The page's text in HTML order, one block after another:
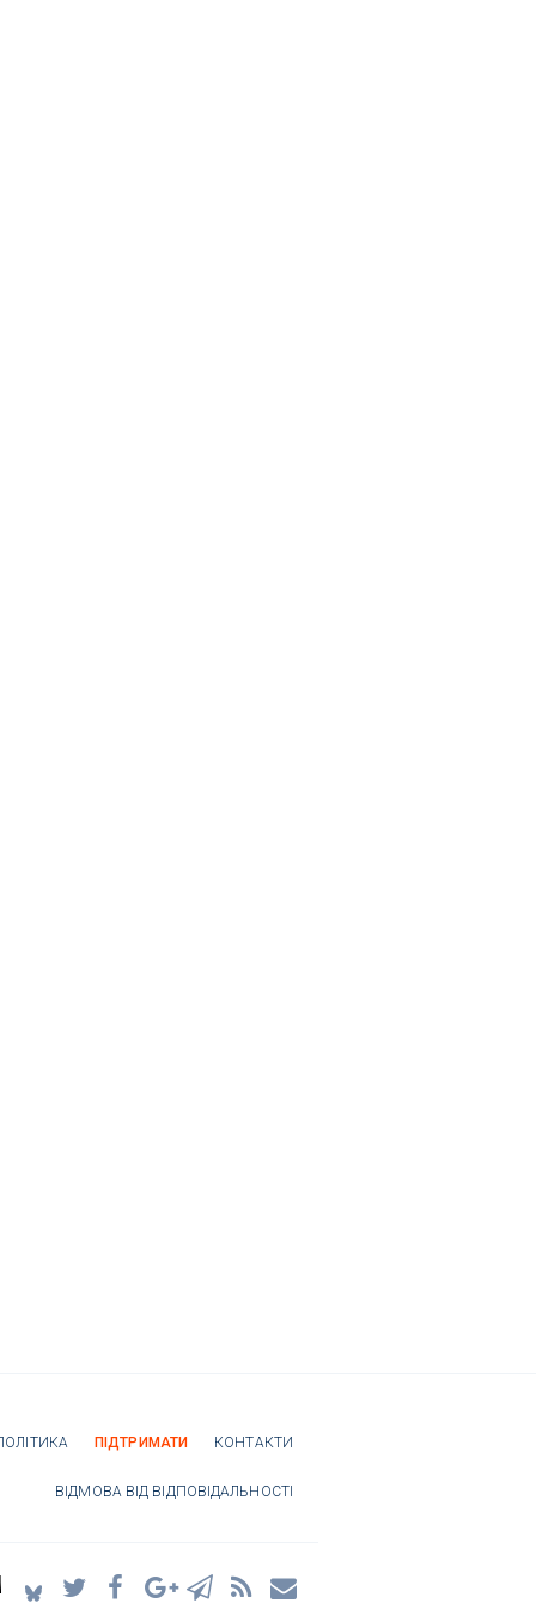
ПІДТРИМАТИ КОНТАКТИ
ВІДМОВА ВІД ВІДПОВІДАЛЬНОСТІ